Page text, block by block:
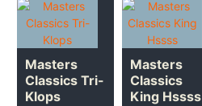
Masters
Classics Tri-
Klops
Masters
Classics
King Hssss